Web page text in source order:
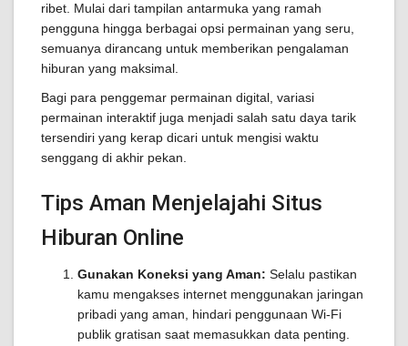
ribet. Mulai dari tampilan antarmuka yang ramah
pengguna hingga berbagai opsi permainan yang seru,
semuanya dirancang untuk memberikan pengalaman
hiburan yang maksimal.
Bagi para penggemar permainan digital, variasi
permainan interaktif juga menjadi salah satu daya tarik
tersendiri yang kerap dicari untuk mengisi waktu
senggang di akhir pekan.
Tips Aman Menjelajahi Situs
Hiburan Online
Gunakan Koneksi yang Aman: Selalu pastikan
kamu mengakses internet menggunakan jaringan
pribadi yang aman, hindari penggunaan Wi-Fi
publik gratisan saat memasukkan data penting.